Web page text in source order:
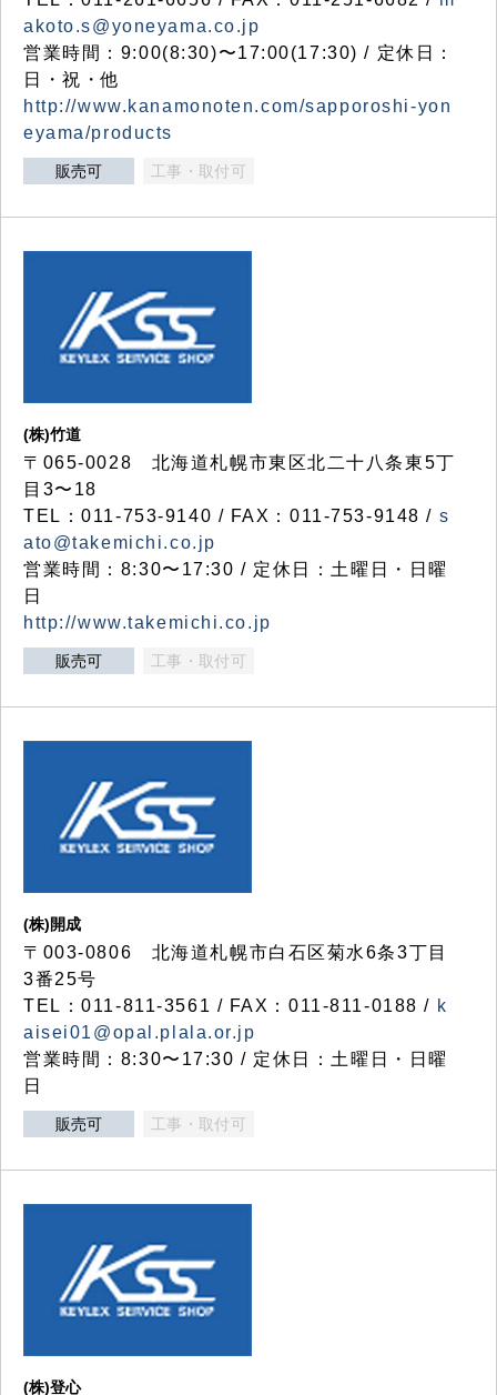
akoto.s@yoneyama.co.jp
営業時間：9:00(8:30)〜17:00(17:30) / 定休日：
日・祝・他
http://www.kanamonoten.com/sapporoshi-yon
eyama/products
販売可 工事・取付可
(株)竹道
〒065-0028 北海道札幌市東区北二十八条東5丁
目3〜18
TEL：011-753-9140 / FAX：011-753-9148 / s
ato@takemichi.co.jp
営業時間：8:30〜17:30 / 定休日：土曜日・日曜
日
http://www.takemichi.co.jp
販売可 工事・取付可
(株)開成
〒003-0806 北海道札幌市白石区菊水6条3丁目
3番25号
TEL：011-811-3561 / FAX：011-811-0188 / k
aisei01@opal.plala.or.jp
営業時間：8:30〜17:30 / 定休日：土曜日・日曜
日
販売可 工事・取付可
(株)登心